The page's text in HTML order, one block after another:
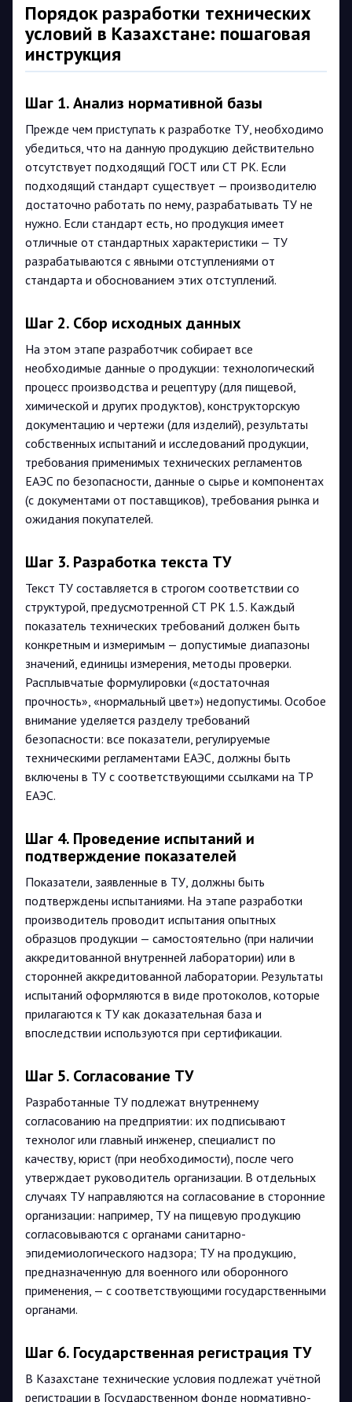
Порядок разработки технических
условий в Казахстане: пошаговая
инструкция
Шаг 1. Анализ нормативной базы
Прежде чем приступать к разработке ТУ, необходимо
убедиться, что на данную продукцию действительно
отсутствует подходящий ГОСТ или СТ РК. Если
подходящий стандарт существует — производителю
достаточно работать по нему, разрабатывать ТУ не
нужно. Если стандарт есть, но продукция имеет
отличные от стандартных характеристики — ТУ
разрабатываются с явными отступлениями от
стандарта и обоснованием этих отступлений.
Шаг 2. Сбор исходных данных
На этом этапе разработчик собирает все
необходимые данные о продукции: технологический
процесс производства и рецептуру (для пищевой,
химической и других продуктов), конструкторскую
документацию и чертежи (для изделий), результаты
собственных испытаний и исследований продукции,
требования применимых технических регламентов
ЕАЭС по безопасности, данные о сырье и компонентах
(с документами от поставщиков), требования рынка и
ожидания покупателей.
Шаг 3. Разработка текста ТУ
Текст ТУ составляется в строгом соответствии со
структурой, предусмотренной СТ РК 1.5. Каждый
показатель технических требований должен быть
конкретным и измеримым — допустимые диапазоны
значений, единицы измерения, методы проверки.
Расплывчатые формулировки («достаточная
прочность», «нормальный цвет») недопустимы. Особое
внимание уделяется разделу требований
безопасности: все показатели, регулируемые
техническими регламентами ЕАЭС, должны быть
включены в ТУ с соответствующими ссылками на ТР
ЕАЭС.
Шаг 4. Проведение испытаний и
подтверждение показателей
Показатели, заявленные в ТУ, должны быть
подтверждены испытаниями. На этапе разработки
производитель проводит испытания опытных
образцов продукции — самостоятельно (при наличии
аккредитованной внутренней лаборатории) или в
сторонней аккредитованной лаборатории. Результаты
испытаний оформляются в виде протоколов, которые
прилагаются к ТУ как доказательная база и
впоследствии используются при сертификации.
Шаг 5. Согласование ТУ
Разработанные ТУ подлежат внутреннему
согласованию на предприятии: их подписывают
технолог или главный инженер, специалист по
качеству, юрист (при необходимости), после чего
утверждает руководитель организации. В отдельных
случаях ТУ направляются на согласование в сторонние
организации: например, ТУ на пищевую продукцию
согласовываются с органами санитарно-
эпидемиологического надзора; ТУ на продукцию,
предназначенную для военного или оборонного
применения, — с соответствующими государственными
органами.
Шаг 6. Государственная регистрация ТУ
В Казахстане технические условия подлежат учётной
регистрации в Государственном фонде нормативно-